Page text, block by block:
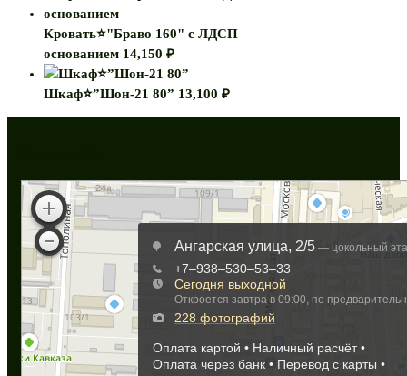
Кровать⭐"Браво 160" с ЛДСП
основанием 14,150 ₽
Шкаф⭐”Шон-21 80” 13,100 ₽